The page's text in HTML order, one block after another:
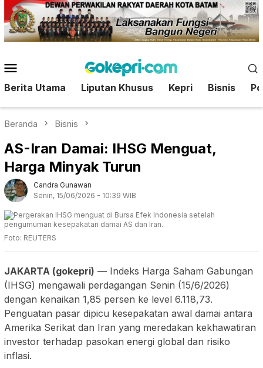
Loncat
ke
konten
Mobile
Berita Utama Liputan Khusus Kepri Bisnis
Beranda Bisnis
AS-Iran Damai: IHSG Menguat,
Harga Minyak Turun
Candra Gunawan
Senin, 15/06/2026 - 10:39 WIB
Foto: REUTERS
JAKARTA (gokepri) — Indeks Harga Saham Gabungan
(IHSG) mengawali perdagangan Senin (15/6/2026)
dengan kenaikan 1,85 persen ke level 6.118,73.
Penguatan pasar dipicu kesepakatan awal damai antara
Amerika Serikat dan Iran yang meredakan kekhawatiran
investor terhadap pasokan energi global dan risiko
inflasi.